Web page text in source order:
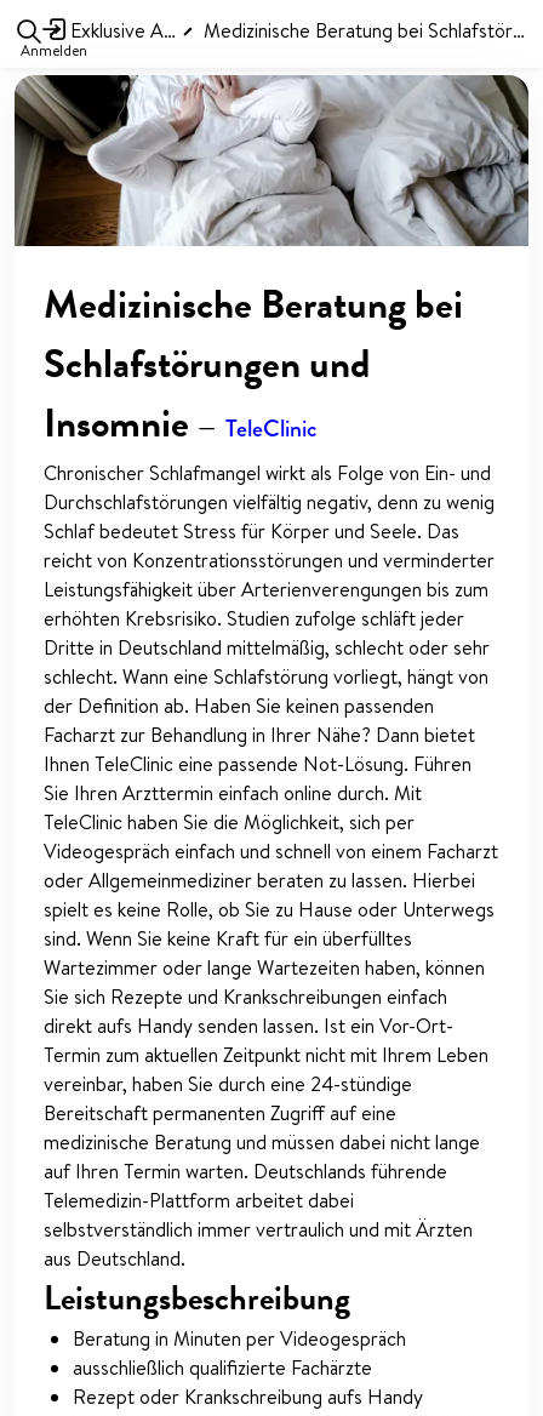
Anmelden
Exklusive Angebote Medizinische Beratung bei Schlafstörungen und Insomnie
Medizinische Beratung bei
Schlafstörungen und
Insomnie — TeleClinic
Chronischer Schlafmangel wirkt als Folge von Ein- und
Durchschlafstörungen vielfältig negativ, denn zu wenig
Schlaf bedeutet Stress für Körper und Seele. Das
reicht von Konzentrationsstörungen und verminderter
Leistungsfähigkeit über Arterienverengungen bis zum
erhöhten Krebsrisiko. Studien zufolge schläft jeder
Dritte in Deutschland mittelmäßig, schlecht oder sehr
schlecht. Wann eine Schlafstörung vorliegt, hängt von
der Definition ab. Haben Sie keinen passenden
Facharzt zur Behandlung in Ihrer Nähe? Dann bietet
Ihnen TeleClinic eine passende Not-Lösung. Führen
Sie Ihren Arzttermin einfach online durch. Mit
TeleClinic haben Sie die Möglichkeit, sich per
Videogespräch einfach und schnell von einem Facharzt
oder Allgemeinmediziner beraten zu lassen. Hierbei
spielt es keine Rolle, ob Sie zu Hause oder Unterwegs
sind. Wenn Sie keine Kraft für ein überfülltes
Wartezimmer oder lange Wartezeiten haben, können
Sie sich Rezepte und Krankschreibungen einfach
direkt aufs Handy senden lassen. Ist ein Vor-Ort-
Termin zum aktuellen Zeitpunkt nicht mit Ihrem Leben
vereinbar, haben Sie durch eine 24-stündige
Bereitschaft permanenten Zugriff auf eine
medizinische Beratung und müssen dabei nicht lange
auf Ihren Termin warten. Deutschlands führende
Telemedizin-Plattform arbeitet dabei
selbstverständlich immer vertraulich und mit Ärzten
aus Deutschland.
Leistungsbeschreibung
Beratung in Minuten per Videogespräch
ausschließlich qualifizierte Fachärzte
Rezept oder Krankschreibung aufs Handy